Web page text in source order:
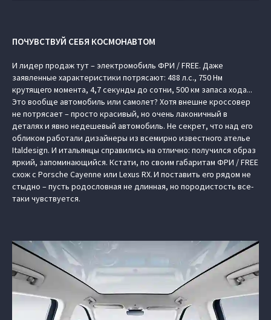
ПОЧУВСТВУЙ СЕБЯ КОСМОНАВТОМ
И лидер продаж тут – электромобиль ФРИ / FREE. Даже
заявленные характеристики потрясают: 488 л.с., 750 Нм
крутящего момента, 4,7 секунды до сотни, 500 км запаса хода...
Это вообще автомобиль или самолет? Хотя внешне кроссовер
не потрясает – просто красивый, но очень лаконичный в
деталях и явно недешевый автомобиль. Не секрет, что над его
обликом работали дизайнеры из всемирно известного ателье
Italdesign. И итальянцы справились на отлично: получился образ
яркий, запоминающийся. Кстати, по своим габаритам ФРИ / FREE
схож с Porsche Cayenne или Lexus RX. И поставить его рядом не
стыдно – пусть родословная не длинная, но породистость все-
таки чувствуется.